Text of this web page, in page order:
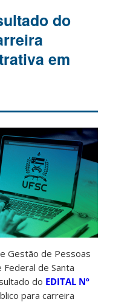
do
em
Gestão de Pessoas
de Santa
do EDITAL Nº
para carreira